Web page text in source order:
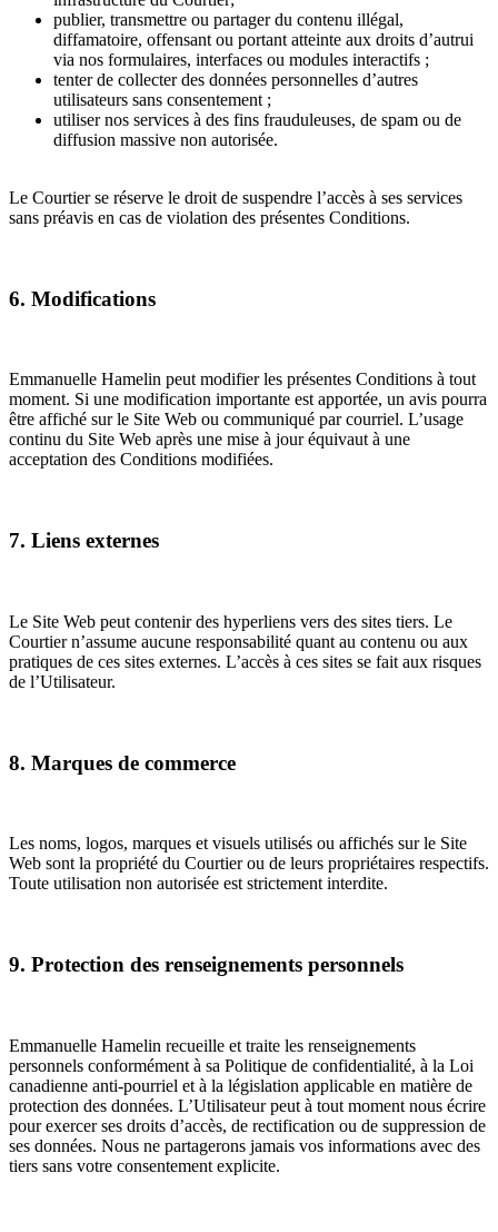
publier, transmettre ou partager du contenu illégal,
diffamatoire, offensant ou portant atteinte aux droits d’autrui
via nos formulaires, interfaces ou modules interactifs ;
tenter de collecter des données personnelles d’autres
utilisateurs sans consentement ;
utiliser nos services à des fins frauduleuses, de spam ou de
diffusion massive non autorisée.
Le Courtier se réserve le droit de suspendre l’accès à ses services
sans préavis en cas de violation des présentes Conditions.
6. Modifications
Emmanuelle Hamelin peut modifier les présentes Conditions à tout
moment. Si une modification importante est apportée, un avis pourra
être affiché sur le Site Web ou communiqué par courriel. L’usage
continu du Site Web après une mise à jour équivaut à une
acceptation des Conditions modifiées.
7. Liens externes
Le Site Web peut contenir des hyperliens vers des sites tiers. Le
Courtier n’assume aucune responsabilité quant au contenu ou aux
pratiques de ces sites externes. L’accès à ces sites se fait aux risques
de l’Utilisateur.
8. Marques de commerce
Les noms, logos, marques et visuels utilisés ou affichés sur le Site
Web sont la propriété du Courtier ou de leurs propriétaires respectifs.
Toute utilisation non autorisée est strictement interdite.
9. Protection des renseignements personnels
Emmanuelle Hamelin recueille et traite les renseignements
personnels conformément à sa Politique de confidentialité, à la Loi
canadienne anti-pourriel et à la législation applicable en matière de
protection des données. L’Utilisateur peut à tout moment nous écrire
pour exercer ses droits d’accès, de rectification ou de suppression de
ses données. Nous ne partagerons jamais vos informations avec des
tiers sans votre consentement explicite.